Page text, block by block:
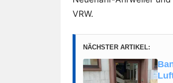
VRW.
NÄCHSTER ARTIKEL: